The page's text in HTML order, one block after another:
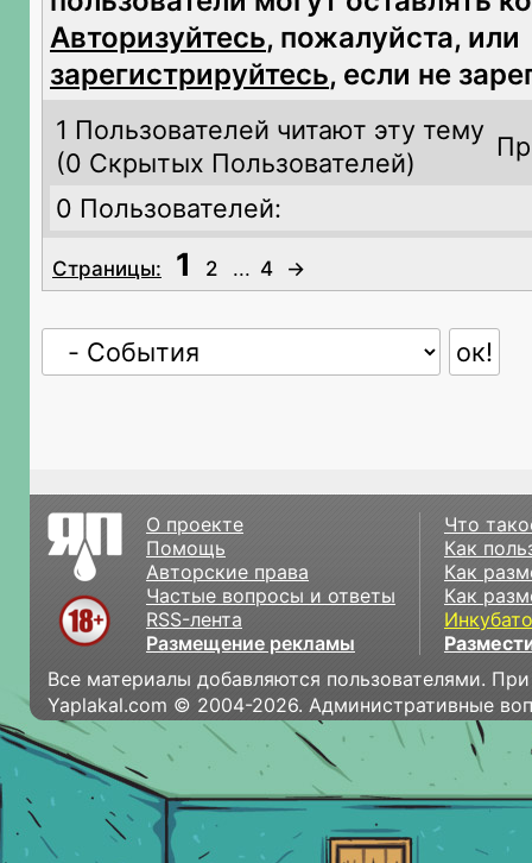
Авторизуйтесь, пожалуйста, или
зарегистрируйтесь, если не
1 Пользователей читают эту тему
(0 Скрытых Пользователей)
0 Пользователей:
Страницы: 1 2 ... 4 →
О проекте
Помощь
Авторские права
Частые вопросы и ответы
RSS-лента
Размещение рекламы
Что
Как
Как
Как
Все материалы добавляются пользователями.
Yaplakal.com © 2004-2026. Административные